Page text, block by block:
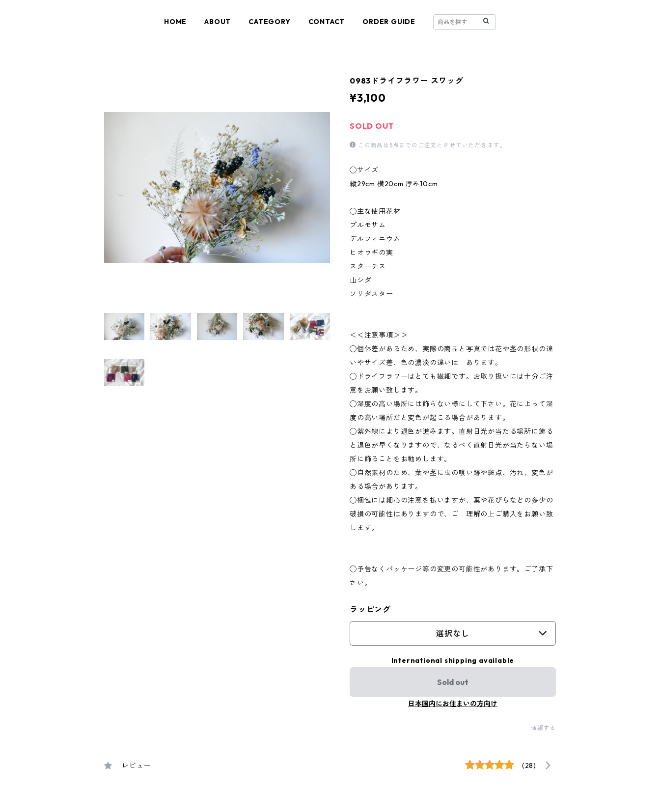
HOME ABOUT CATEGORY CONTACT ORDER GUIDE
0983ドライフラワー スワッグ
¥3,100
SOLD OUT
この商品は5点までのご注文とさせていただきます。
◯サイズ
縦29cm 横20cm 厚み10cm
◯主な使用花材
プルモサム
デルフィニウム
ヒオウギの実
スターチス
山シダ
ソリダスター
＜＜注意事項＞＞
◯個体差があるため、実際の商品と写真では花や茎の形状の違
いやサイズ差、色の濃淡の違いは あります。
◯ドライフラワーはとても繊細です。お取り扱いには十分ご注
意をお願い致します。
◯湿度の高い場所には飾らない様にして下さい。花によって湿
度の高い場所だと変色が起こる場合があります。
◯紫外線により退色が進みます。直射日光が当たる場所に飾る
と退色が早くなりますので、なるべく直射日光が当たらない場
所に飾ることをお勧めします。
◯自然素材のため、葉や茎に虫の喰い跡や斑点、汚れ、変色が
ある場合があります。
◯梱包には細心の注意を払いますが、葉や花びらなどの多少の
破損の可能性はありますので、ご 理解の上ご購入をお願い致
します。
◯予告なくパッケージ等の変更の可能性があります。ご了承下
さい。
ラッピング
選択なし
International shipping available
Sold out
日本国内にお住まいの方向け
通報する
レビュー (28)